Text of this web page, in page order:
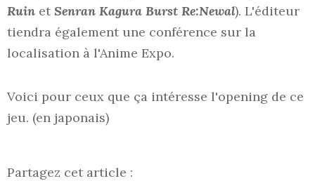
Ruin et Senran Kagura Burst Re:Newal). L'éditeur
tiendra également une conférence sur la
localisation à l'Anime Expo.
Voici pour ceux que ça intéresse l'opening de ce
jeu. (en japonais)
Partagez cet article :